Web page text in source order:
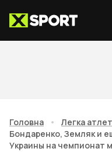
Головна • Легка
Бондаренко, Земляк и
Украины на чемпионат